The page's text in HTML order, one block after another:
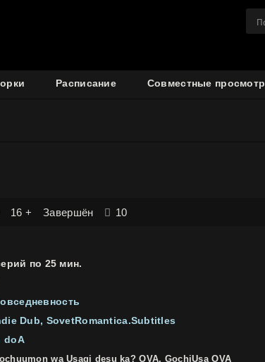
Расписание Совместные просмотр
16 + Завершён 10
по 25 мин.
Dub
SovetRomantica.Subtitles
doA
wa Usagi desu ka? OVA, GochiUsa OVA